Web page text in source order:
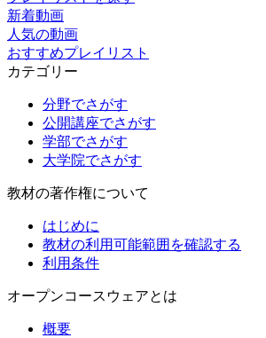
新着動画
人気の動画
おすすめプレイリスト
カテゴリー
分野でさがす
公開講座でさがす
学部でさがす
大学院でさがす
教材の著作権について
はじめに
教材の利用可能範囲を確認する
利用条件
オープンコースウェアとは
概要